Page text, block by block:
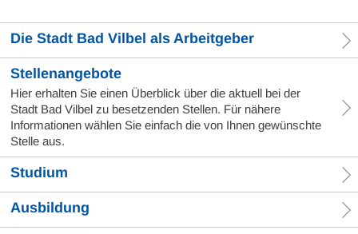
Die Stadt Bad Vilbel als Arbeitgeber
Stellenangebote
Hier erhalten Sie einen Überblick über die aktuell bei der
Stadt Bad Vilbel zu besetzenden Stellen. Für nähere
Informationen wählen Sie einfach die von Ihnen gewünschte
Stelle aus.
Studium
Ausbildung